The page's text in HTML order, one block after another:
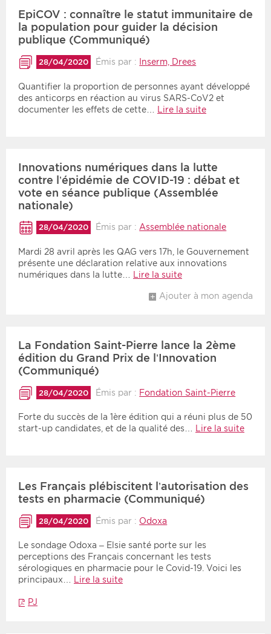
EpiCOV : connaître le statut immunitaire de
la population pour guider la décision
publique (Communiqué)
28/04/2020 Émis par : Inserm, Drees
Quantifier la proportion de personnes ayant développé
des anticorps en réaction au virus SARS-CoV2 et
documenter les effets de cette…
Lire la suite
Innovations numériques dans la lutte
contre l’épidémie de COVID-19 : débat et
vote en séance publique (Assemblée
nationale)
28/04/2020 Émis par :Assemblée nationale
Mardi 28 avril après les QAG vers 17h, le Gouvernement
présente une déclaration relative aux innovations
numériques dans la lutte…
Lire la suite
Ajouter à mon agenda
La Fondation Saint-Pierre lance la 2ème
édition du Grand Prix de l’Innovation
(Communiqué)
28/04/2020 Émis par : Fondation Saint-Pierre
Forte du succès de la 1ère édition qui a réuni plus de 50
start-up candidates, et de la qualité des…
Lire la suite
Les Français plébiscitent l’autorisation des
tests en pharmacie (Communiqué)
28/04/2020 Émis par : Odoxa
Le sondage Odoxa – Elsie santé porte sur les
perceptions des Français concernant les tests
sérologiques en pharmacie pour le Covid-19. Voici les
principaux… Lire la suite
PJ